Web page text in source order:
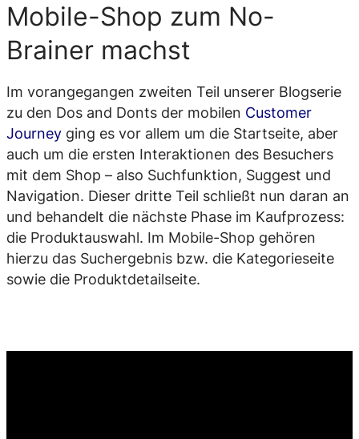
Mobile-Shop zum No-
Brainer machst
Im vorangegangen zweiten Teil unserer Blogserie
zu den Dos and Donts der mobilen Customer
Journey ging es vor allem um die Startseite, aber
auch um die ersten Interaktionen des Besuchers
mit dem Shop – also Suchfunktion, Suggest und
Navigation. Dieser dritte Teil schließt nun daran an
und behandelt die nächste Phase im Kaufprozess:
die Produktauswahl. Im Mobile-Shop gehören
hierzu das Suchergebnis bzw. die Kategorieseite
sowie die Produktdetailseite.